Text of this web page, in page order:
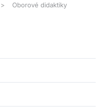
Oborové didaktiky